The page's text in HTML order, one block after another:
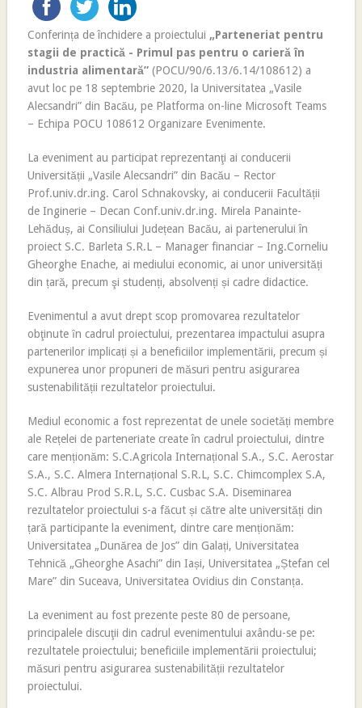
Conferința de închidere a proiectului „Parteneriat pentru
stagii de practică - Primul pas pentru o carieră în
industria alimentară”(POCU/90/6.13/6.14/108612) a
avut loc pe 18 septembrie 2020, la Universitatea „Vasile
Alecsandri” din Bacău, pe Platforma on-line Microsoft Teams
– Echipa POCU 108612 Organizare Evenimente.
La eveniment au participat reprezentanţi ai conducerii
Universității „Vasile Alecsandri” din Bacău – Rector
Prof.univ.dr.ing. Carol Schnakovsky, ai conducerii Facultății
de Inginerie – Decan Conf.univ.dr.ing. Mirela Panainte-
Lehăduș, ai Consiliului Județean Bacău, ai partenerului în
proiect S.C. Barleta S.R.L – Manager financiar – Ing.Corneliu
Gheorghe Enache, ai mediului economic, ai unor universități
din țară, precum şi studenți, absolvenți și cadre didactice.
Evenimentul a avut drept scop promovarea rezultatelor
obţinute ȋn cadrul proiectului, prezentarea impactului asupra
partenerilor implicați și a beneficiilor implementării, precum și
expunerea unor propuneri de măsuri pentru asigurarea
sustenabilității rezultatelor proiectului.
Mediul economic a fost reprezentat de unele societăți membre
ale Rețelei de parteneriate create în cadrul proiectului, dintre
care menționăm: S.C.Agricola Internațional S.A., S.C. Aerostar
S.A., S.C. Almera Internațional S.R.L, S.C. Chimcomplex S.A,
S.C. Albrau Prod S.R.L, S.C. Cusbac S.A. Diseminarea
rezultatelor proiectului s-a făcut și către alte universități din
țară participante la eveniment, dintre care menționăm:
Universitatea „Dunărea de Jos” din Galați, Universitatea
Tehnică „Gheorghe Asachi” din Iași, Universitatea „Ștefan cel
Mare” din Suceava, Universitatea Ovidius din Constanța.
La eveniment au fost prezente peste 80 de persoane,
principalele discuţii din cadrul evenimentului axându-se pe:
rezultatele proiectului; beneficiile implementării proiectului;
măsuri pentru asigurarea sustenabilității rezultatelor
proiectului.